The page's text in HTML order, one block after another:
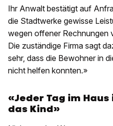
Ihr Anwalt bestätigt auf
die Stadtwerke gewisse
wegen offener Rechnungen
Die zuständige Firma sagt
sehr, dass die Bewohner in
nicht helfen konnten.»
«Jeder Tag im
das Kind»